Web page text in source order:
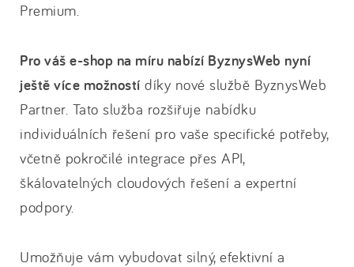
Premium.
Pro váš e-shop na míru nabízí ByznysWeb nyní
ještě více možností díky nové službě ByznysWeb
Partner. Tato služba rozšiřuje nabídku
individuálních řešení pro vaše specifické potřeby,
včetně pokročilé integrace přes API,
škálovatelných cloudových řešení a expertní
podpory.
Umožňuje vám vybudovat silný, efektivní a